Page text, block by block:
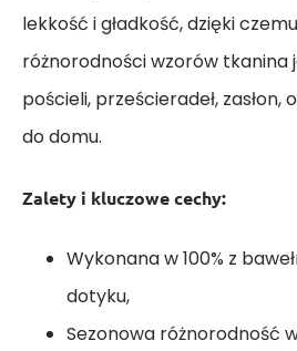
lekkość i gładkość, dzięki
różnorodności wzorów tkanina
pościeli, prześcieradeł,
do domu.
Zalety i kluczowe cechy:
Wykonana w 100% z
dotyku,
Sezonowa różnorodność